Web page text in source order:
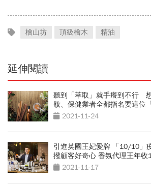
檜山坊 頂級檜木 精油
延伸閱讀
聽到「萃取」就手癢到不行
妝、保健業者全都指名要這位
2021-11-24
引進英國王妃愛牌 「10/10」
撥顧客好奇心 香氛代理王年收
2021-11-17